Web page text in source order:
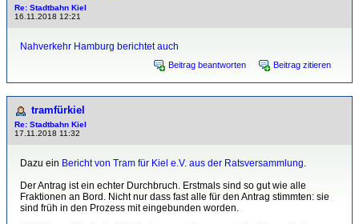
Re: Stadtbahn Kiel
16.11.2018 12:21
Nahverkehr Hamburg berichtet auch
Beitrag beantworten Beitrag zitieren
tramfürkiel
Re: Stadtbahn Kiel
17.11.2018 11:32
Dazu ein Bericht von Tram für Kiel e.V. aus der Ratsversammlung.
Der Antrag ist ein echter Durchbruch. Erstmals sind so gut wie alle
Fraktionen an Bord. Nicht nur dass fast alle für den Antrag stimmten: sie
sind früh in den Prozess mit eingebunden worden.